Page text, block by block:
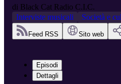
di Black Cat Radio C.I.C.
Interviste musicali
Società e
Feed RSS Sito web
Episodi
Dettagli